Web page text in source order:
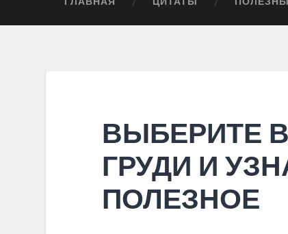
ВЫБЕРИТЕ
ГРУДИ И
ПОЛЕЗНОЕ